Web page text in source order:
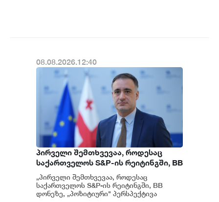
08.08.2026.12:40
პირველი შემთხვევაა, როდესაც
საქართველოს S&P-ის რეიტინგში, BB
დონეზე „პოზიტიური" პერსპექტივა
მიენიჭა - პერსპექტივის
გაუმჯობესება კიდევ ერთხელ
„პირველი შემთხვევაა, როდესაც
საქართველოს S&P-ის რეიტინგში, BB
დონეზე, „პოზიტიური" პერსპექტივა